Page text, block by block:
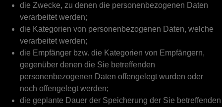
die Zwecke, zu denen die personenbezogenen Daten
verarbeitet werden;
die Kategorien von personenbezogenen Daten, welche
verarbeitet werden;
die Empfänger bzw. die Kategorien von Empfängern,
gegenüber denen die Sie betreffenden
personenbezogenen Daten offengelegt wurden oder
noch offengelegt werden;
die geplante Dauer der Speicherung der Sie betreffenden